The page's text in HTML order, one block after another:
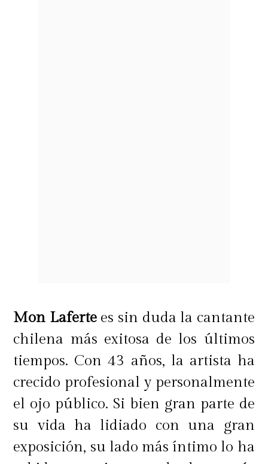
Mon Lafertees sin duda la cantante
chilena más exitosa de los últimos
tiempos. Con 43 años, la artista ha
crecido profesional y personalmente
el ojo público. Si bien gran parte de
su vida ha lidiado con una gran
exposición, su lado más íntimo lo ha